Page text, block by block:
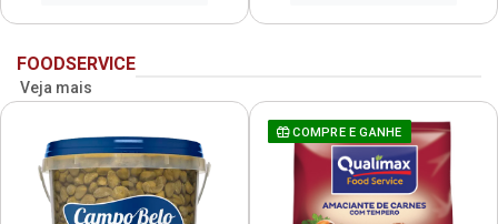
FOODSERVICE
Veja mais
COMPRE E GANHE